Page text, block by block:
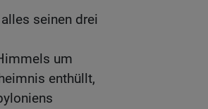
seinen drei
um
enthüllt,